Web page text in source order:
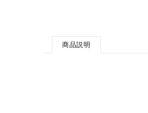
商品説明